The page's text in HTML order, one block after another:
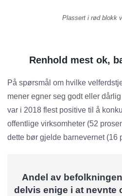
Plassert i rød blokk
Renhold mest ok,
På spørsmål om hvilke
mener egner seg godt eller
var i 2018 flest positive til å
offentlige virksomheter (52
dette bør gjelde barnevernet (16
Andel av
delvis enige i at nevnte